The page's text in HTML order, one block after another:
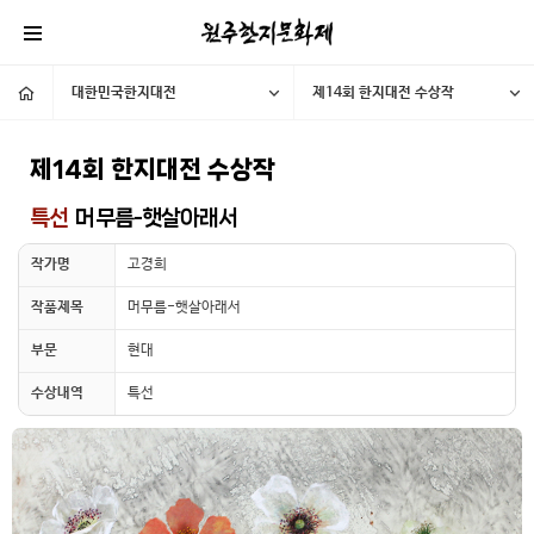
대한민국한지대전 제14회 한지대전 수상작
제14회 한지대전 수상작
특선 머무름-햇살아래서
작가명 고경희
작품제목 머무름-햇살아래서
부문 현대
수상내역 특선